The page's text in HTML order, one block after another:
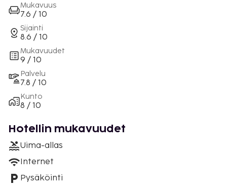
Mukavuus
7.6 / 10
Sijainti
8.6 / 10
Mukavuudet
9 / 10
Palvelu
7.8 / 10
Kunto
8 / 10
Hotellin mukavuudet
Uima-allas
Internet
Pysäköinti